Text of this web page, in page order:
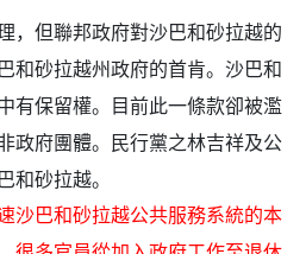
，但聯邦政府對沙巴和砂拉越的
和砂拉越州政府的首肯。沙巴和
有保留權。目前此一條款卻被濫
政府團體。民行黨之林吉祥及公
和砂拉越。
沙巴和砂拉越公共服務系統的本